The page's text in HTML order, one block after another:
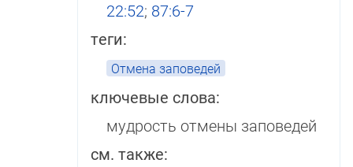
22:52; 87:6-7
теги:
Отмена заповедей
ключевые слова:
мудрость отмены заповедей
см. также: